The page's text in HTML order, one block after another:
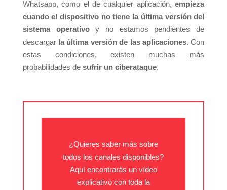
Whatsapp, como el de cualquier aplicación,empieza
cuando el dispositivo no tiene la última versión del
sistema operativoy no estamos pendientes de
descargar la última versión de las aplicaciones. Con
estas condiciones, existen muchas más
probabilidades de sufrir un ciberataque.
¿Quieres saber más sobre
todos los canales disponibles?
Aquí encontrarás un vídeo
explicativo con toda la